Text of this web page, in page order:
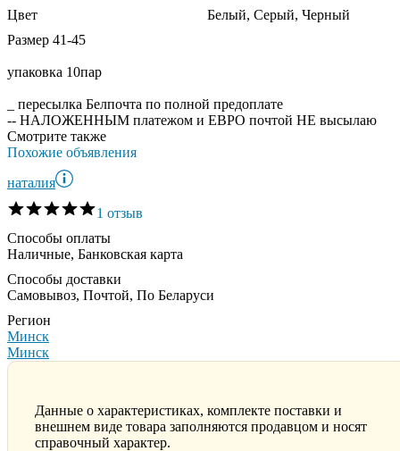
Цвет
Белый, Серый, Черный
Размер 41-45
упаковка 10пар
_ пересылка Белпочта по полной предоплате
-- НАЛОЖЕННЫМ платежом и ЕВРО почтой НЕ высылаю
Смотрите также
Похожие объявления
наталия
1 отзыв
Способы оплаты
Наличные, Банковская карта
Способы доставки
Самовывоз, Почтой, По Беларуси
Регион
Минск
Минск
Данные о характеристиках, комплекте поставки и
внешнем виде товара заполняются продавцом и носят
справочный характер.